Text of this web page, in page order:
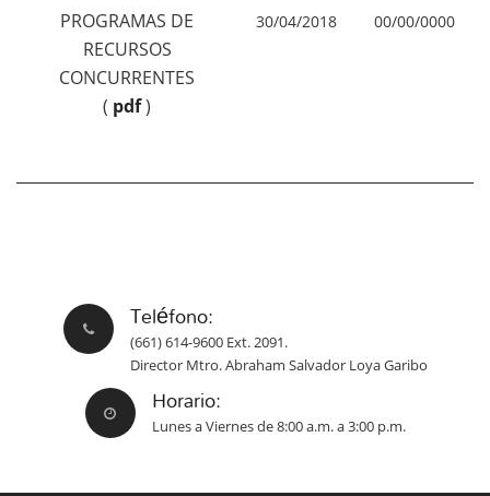
PROGRAMAS DE
RECURSOS
CONCURRENTES
( pdf)
30/04/2018 00/00/0000
Teléfono:
(661) 614-9600 Ext. 2091.
Director Mtro. Abraham Salvador Loya Garibo
Horario:
Lunes a Viernes de 8:00 a.m. a 3:00 p.m.